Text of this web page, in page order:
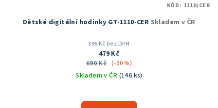
Dětské digitální hodinky GT-1110-CER Skladem v ČR
396 Kč bez DPH
479 Kč
690 Kč (–30 %)
Skladem v ČR (146 ks)
hodnocení
KÓD: 1110/CER